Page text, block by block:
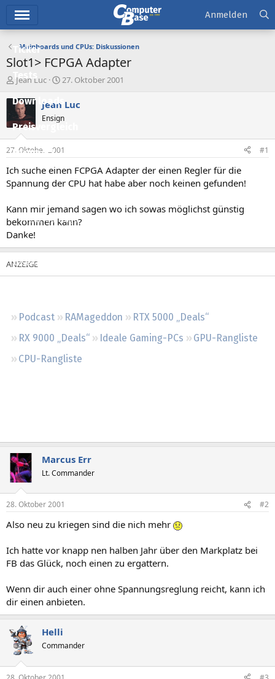
Ticker
Tests
Downloads
Preisvergleich
Forum
Aktuelles
Neue Beiträge
Neueste Aktivitäten
Leserartikel
Podcast RAMageddon
RTX 5000 „Deals“
RX 9000 „Deals“
Ideale Gaming-PCs
GPU-Rangliste
CPU-Rangliste
Anmelden
Mainboards und CPUs: Diskussionen
Slot1> FCPGA Adapter
E
s
t
e
e
r
Jean Luc
E
e
l
t
a
27. Oktober 2001
Jean Luc
Ensign
27. Oktober 2001 #1
Ich suche einen FCPGA Adapter der einen Regler für die
Spannung der CPU hat habe aber noch keinen gefunden!
Kann mir jemand sagen wo ich sowas möglichst günstig
bekommen kann?
Danke!
Marcus Err
Lt. Commander
28. Oktober 2001 #2
Also neu zu kriegen sind die nich mehr
Ich hatte vor knapp nen halben Jahr über den Markplatz bei
FB das Glück, noch einen zu ergattern.
Wenn dir auch einer ohne Spannungsreglung reicht, kann ich
dir einen anbieten.
Helli
Commander